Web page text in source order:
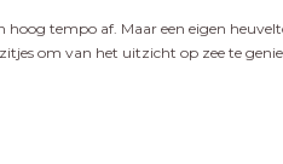
hoog tempo af. Maar een eigen
om van het uitzicht op zee te